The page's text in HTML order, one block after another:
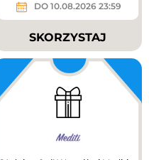
DO 10.08.2026 23:59
SKORZYSTAJ